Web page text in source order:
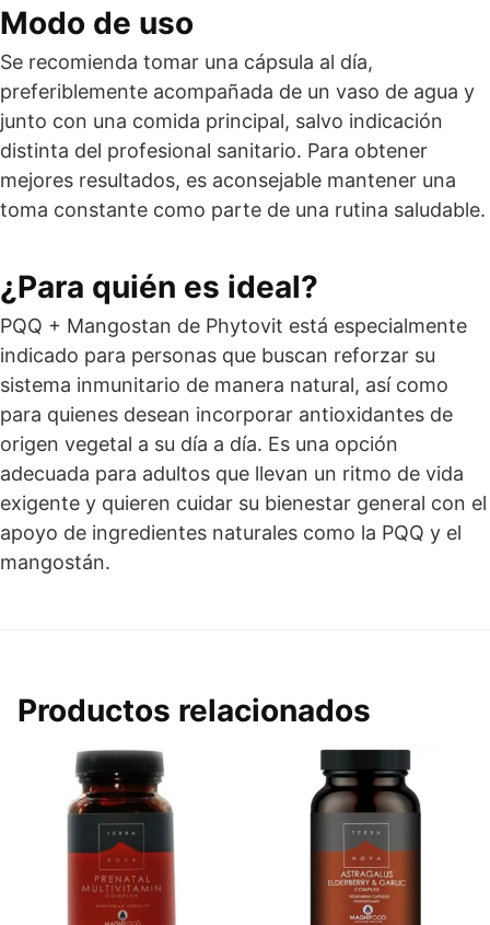
Modo de uso
Se recomienda tomar una cápsula al día,
preferiblemente acompañada de un vaso de agua y
junto con una comida principal, salvo indicación
distinta del profesional sanitario. Para obtener
mejores resultados, es aconsejable mantener una
toma constante como parte de una rutina saludable.
¿Para quién es ideal?
PQQ + Mangostan de Phytovit está especialmente
indicado para personas que buscan reforzar su
sistema inmunitario de manera natural, así como
para quienes desean incorporar antioxidantes de
origen vegetal a su día a día. Es una opción
adecuada para adultos que llevan un ritmo de vida
exigente y quieren cuidar su bienestar general con el
apoyo de ingredientes naturales como la PQQ y el
mangostán.
Productos relacionados